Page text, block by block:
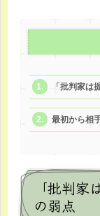
「批判家は
最初から相
「批判
の弱点